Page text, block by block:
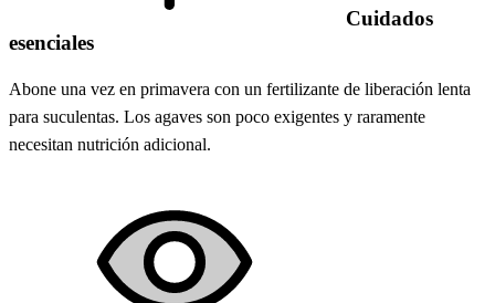
Cuidados
esenciales
Abone una vez en primavera con un fertilizante de liberación lenta
para suculentas. Los agaves son poco exigentes y raramente
necesitan nutrición adicional.